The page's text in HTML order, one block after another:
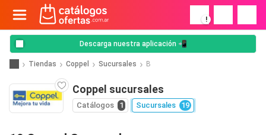
!
Descarga nuestra aplicación 📲
Tiendas Coppel Sucursales B
Coppel sucursales
Catálogos 1 Sucursales 19